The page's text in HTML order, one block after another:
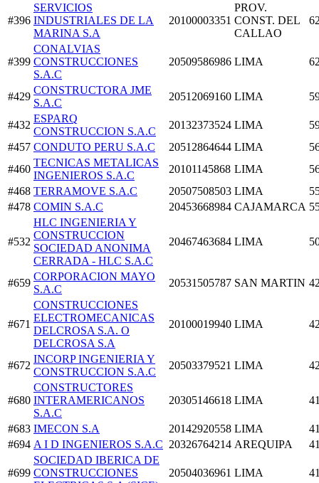
#396
SERVICIOS
INDUSTRIALES DE LA
MARINA S.A
20100003351
PROV.
CONST. DEL
CALLAO
#399
CONALVIAS
CONSTRUCCIONES
S.A.C
20509586986 LIMA
#429
CONSTRUCTORA JME
S.A.C
20512069160 LIMA
#432
ESPARQ
CONSTRUCCION S.A.C
20132373524 LIMA
#457 CONDUTO PERU S.A.C 20512864644 LIMA
#460
TECNICAS METALICAS
INGENIEROS S.A.C
20101145868 LIMA
#468 TERRAMOVE S.A.C 20507508503 LIMA
#478 COMIN S.A.C 20453668984 CAJAMARCA
#532
HLC INGENIERIA Y
CONSTRUCCION
SOCIEDAD ANONIMA
CERRADA - HLC S.A.C
20467463684 LIMA
#659
CORPORACION MAYO
S.A.C
20531505787 SAN MARTIN
#671
CONSTRUCCIONES
ELECTROMECANICAS
DELCROSA S.A. O
DELCROSA S.A
20100019940 LIMA
#672
INCORP INGENIERIA Y
CONSTRUCCION S.A.C
20503379521 LIMA
#680
CONSTRUCTORES
INTERAMERICANOS
S.A.C
20305146618 LIMA
#683 IMECON S.A 20142920558 LIMA
#694 A I D INGENIEROS S.A.C 20326764214 AREQUIPA
#699
SOCIEDAD IBERICA DE
CONSTRUCCIONES
20504036961 LIMA